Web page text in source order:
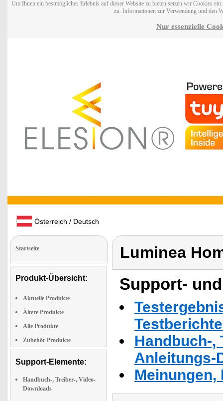
Um Ihnen ein bestmögliches Erlebnis auf dieser Website zu bieten setzen wir Cookies
zu. Informationen zur Verwendung und den
Nur essenzielle
Österreich / Deutsch
Startseite
Produkt-Übersicht:
Aktuelle Produkte
Ältere Produkte
Alle Produkte
Zubehör Produkte
Support-Elemente:
Handbuch-, Treiber-, Video-
Downloads
Luminea
Support-
Handbuch-,
Anleitungs-